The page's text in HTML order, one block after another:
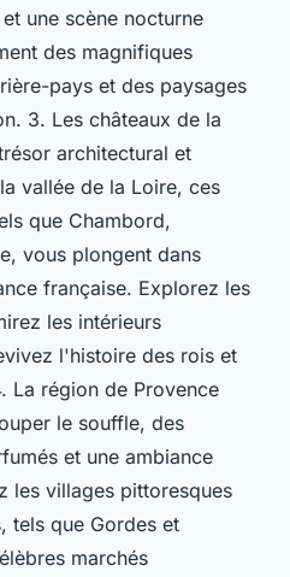
une scène nocturne
des magnifiques
pays et des paysages
3. Les châteaux de la
architectural et
vallée de la Loire, ces
que Chambord,
vous plongent dans
française. Explorez les
les intérieurs
l'histoire des rois et
La région de Provence
le souffle, des
et une ambiance
les villages pittoresques
tels que Gordes et
marchés